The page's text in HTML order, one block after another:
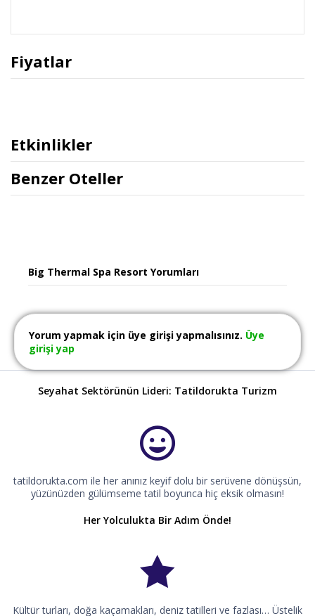
Fiyatlar
Etkinlikler
Benzer Oteller
Big Thermal Spa Resort Yorumları
Yorum yapmak için üye girişi yapmalısınız. Üye
girişi yap
Seyahat Sektörünün Lideri: Tatildorukta Turizm
tatildorukta.com ile her anınız keyif dolu bir serüvene dönüşsün,
yüzünüzden gülümseme tatil boyunca hiç eksik olmasın!
Her Yolculukta Bir Adım Önde!
Kültür turları, doğa kaçamakları, deniz tatilleri ve fazlası… Üstelik